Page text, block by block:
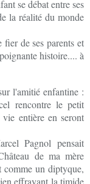
se débat entre ses
la réalité du monde
fier de ses parents et
histoire.... à
l'amitié enfantine :
rencontre le petit
entière en seront
Pagnol pensait
de ma mère
un diptyque,
effrayant la timide